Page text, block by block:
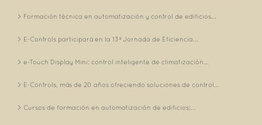
Formación técnica en automatización y control de edificios...
E-Controls participará en la 13ª Jornada de Eficiencia...
e-Touch Display Mini: control inteligente de climatización...
E-Controls, más de 20 años ofreciendo soluciones de control...
Cursos de formación en automatización de edificios:...